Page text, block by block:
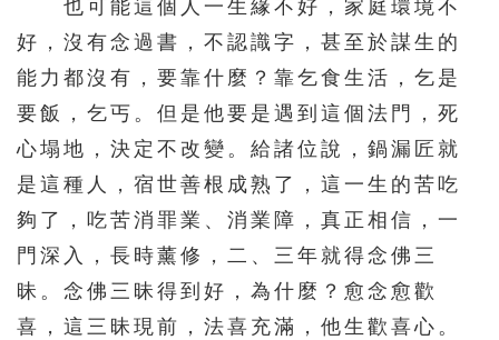
也可能這個人一生緣不好，家庭環境不
好，沒有念過書，不認識字，甚至於謀生的
能力都沒有，要靠什麼？靠乞食生活，乞是
要飯，乞丐。但是他要是遇到這個法門，死
心塌地，決定不改變。給諸位說，鍋漏匠就
是這種人，宿世善根成熟了，這一生的苦吃
夠了，吃苦消罪業、消業障，真正相信，一
門深入，長時薰修，二、三年就得念佛三
昧。念佛三昧得到好，為什麼？愈念愈歡
喜，這三昧現前，法喜充滿，他生歡喜心。